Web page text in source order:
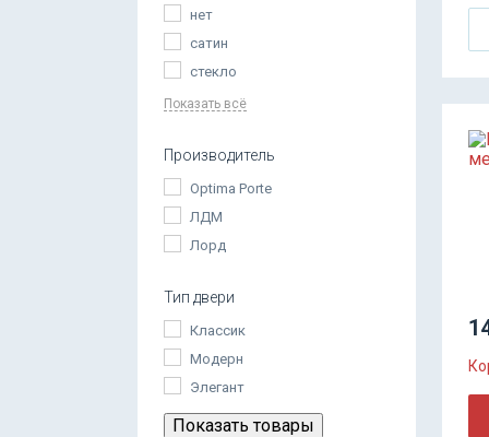
нет
сатин
стекло
Показать всё
Производитель
Optima Porte
ЛДМ
Лорд
Тип двери
Классик
Модерн
Элегант
Показать товары